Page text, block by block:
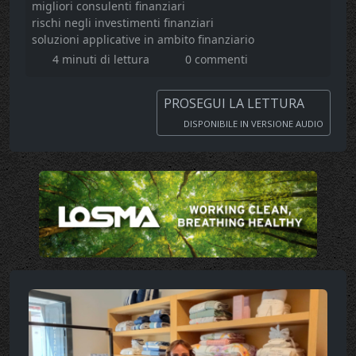
migliori consulenti finanziari
rischi negli investimenti finanziari
soluzioni applicative in ambito finanziario
4 minuti di lettura
0 commenti
PROSEGUI LA LETTURA
DISPONIBILE IN VERSIONE AUDIO